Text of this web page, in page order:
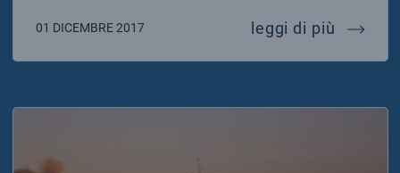
01 DICEMBRE 2017 leggi di più